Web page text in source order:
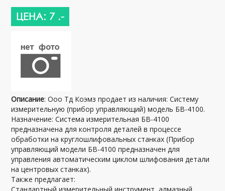
ЦЕНА: 7 .-
Описание: Ооо Тд Коэмз продает из наличия: Систему
измерительную (прибор управляющий) модель БВ-4100.
Назначение: Система измерительная БВ-4100
предназначена для контроля деталей в процессе
обработки на круглошлифовальных станках (Прибор
управляющий модели БВ-4100 предназначен для
управления автоматическим циклом шлифования детали
на центровых станках).
Также предлагает: